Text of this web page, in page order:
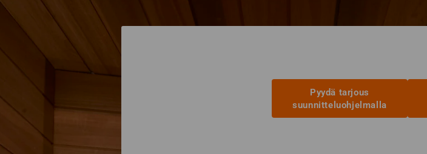
Pyydä tarjous
suunnitteluohjelmalla